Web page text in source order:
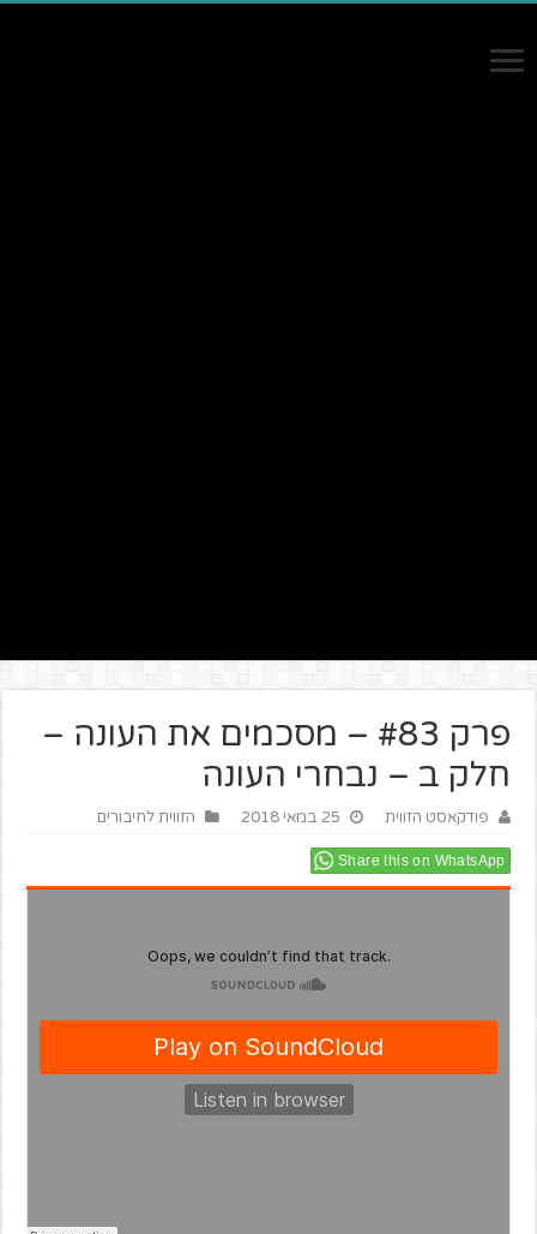
פרק #83 – מסכמים את העונה –
חלק ב – נבחרי העונה
פודקאסט הזווית 25 במאי 2018 הזווית לחיבורים
Share this on WhatsApp